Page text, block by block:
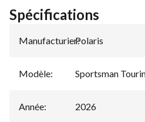
Spécifications
Manufacturier:
Polaris
Modèle: Sportsman
Année: 2026